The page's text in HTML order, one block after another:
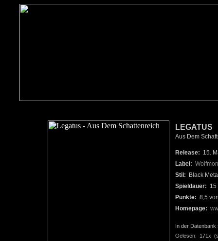
LEGATUS
Aus Dem
Release: 15.
Label:
Stil: Black
Spieldauer: 15
Punkte: 8,5
Homepage:
In der Datenbank
Gelesen: 171x